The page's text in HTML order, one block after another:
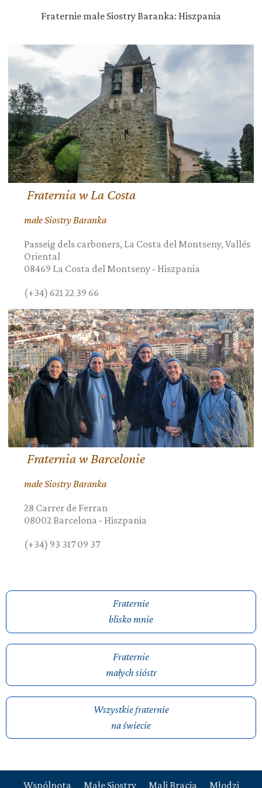
Fraternie małe Siostry Baranka: Hiszpania
Fraternia w La Costa
małe Siostry Baranka
Passeig dels carboners, La Costa del Montseny, Vallés
Oriental
08469 La Costa del Montseny - Hiszpania
(+34) 621 22 39 66
Fraternia w Barcelonie
małe Siostry Baranka
28 Carrer de Ferran
08002 Barcelona - Hiszpania
(+34) 93 317 09 37
Fraternie
blisko mnie
Fraternie
małych sióstr
Wszystkie fraternie
na świecie
Wspólnota Małe Siostry Mali Bracia Młodzi